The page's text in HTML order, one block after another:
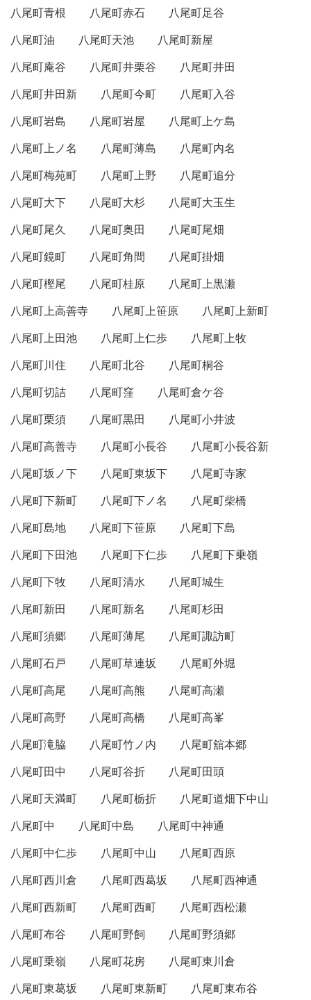
八尾町青根 八尾町赤石
八尾町足谷
八尾町油
八尾町天池
八尾町新屋
八尾町庵谷
八尾町井栗谷
八尾町井田
八尾町井田新
八尾町今町
八尾町入谷
八尾町岩島
八尾町岩屋
八尾町上ケ島
八尾町上ノ名
八尾町薄島
八尾町内名
八尾町梅苑町
八尾町上野
八尾町追分
八尾町大下
八尾町大杉
八尾町大玉生
八尾町尾久
八尾町奥田
八尾町尾畑
八尾町鏡町
八尾町角間
八尾町掛畑
八尾町樫尾
八尾町桂原
八尾町上黒瀬
八尾町上高善寺
八尾町上笹原
八尾町上新町
八尾町上田池
八尾町上仁歩
八尾町上牧
八尾町川住
八尾町北谷
八尾町桐谷
八尾町切詰
八尾町窪
八尾町倉ケ谷
八尾町栗須
八尾町黒田
八尾町小井波
八尾町高善寺
八尾町小長谷
八尾町小長谷新
八尾町坂ノ下
八尾町東坂下
八尾町寺家
八尾町下新町
八尾町下ノ名
八尾町柴橋
八尾町島地
八尾町下笹原
八尾町下島
八尾町下田池
八尾町下仁歩
八尾町下乗嶺
八尾町下牧
八尾町清水
八尾町城生
八尾町新田
八尾町新名
八尾町杉田
八尾町須郷
八尾町薄尾
八尾町諏訪町
八尾町石戸
八尾町草連坂
八尾町外堀
八尾町高尾
八尾町高熊
八尾町高瀬
八尾町高野
八尾町高橋
八尾町高峯
八尾町滝脇
八尾町竹ノ内
八尾町舘本郷
八尾町田中
八尾町谷折
八尾町田頭
八尾町天満町
八尾町栃折
八尾町道畑下中山
八尾町中
八尾町中島
八尾町中神通
八尾町中仁歩
八尾町中山
八尾町西原
八尾町西川倉
八尾町西葛坂
八尾町西神通
八尾町西新町
八尾町西町
八尾町西松瀬
八尾町布谷
八尾町野飼
八尾町野須郷
八尾町乗嶺
八尾町花房
八尾町東川倉
八尾町東葛坂
八尾町東新町
八尾町東布谷